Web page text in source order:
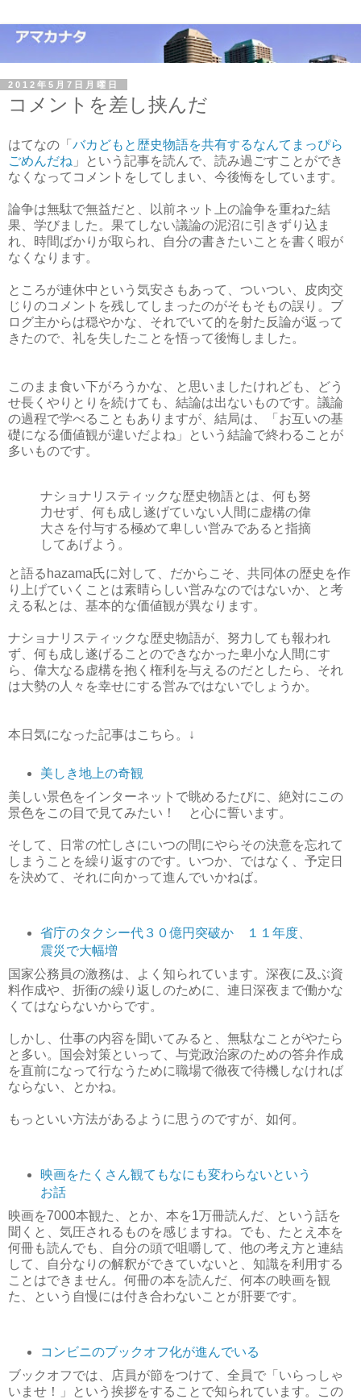
2012年5月7日月曜日
コメントを差し挟んだ
はてなの「 バカどもと歴史物語を共有するなんてまっぴら
ごめんだね 」という記事を読んで、読み過ごすことができ
なくなってコメントをしてしまい、今後悔をしています。
論争は無駄で無益だと、以前ネット上の論争を重ねた結
果、学びました。果てしない議論の泥沼に引きずり込ま
れ、時間ばかりが取られ、自分の書きたいことを書く暇が
なくなります。
ところが連休中という気安さもあって、ついつい、皮肉交
じりのコメントを残してしまったのがそもそもの誤り。ブ
ログ主からは穏やかな、それでいて的を射た反論が返って
きたので、礼を失したことを悟って後悔しました。
このまま食い下がろうかな、と思いましたけれども、どう
せ長くやりとりを続けても、結論は出ないものです。議論
の過程で学べることもありますが、結局は、「お互いの基
礎になる価値観が違いだよね」という結論で終わることが
多いものです。
ナショナリスティックな歴史物語とは、何も努
力せず、何も成し遂げていない人間に虚構の偉
大さを付与する極めて卑しい営みであると指摘
してあげよう。
と語るhazama氏に対して、だからこそ、共同体の歴史を作
り上げていくことは素晴らしい営みなのではないか、と考
える私とは、基本的な価値観が異なります。
ナショナリスティックな歴史物語が、努力しても報われ
ず、何も成し遂げることのできなかった卑小な人間にす
ら、偉大なる虚構を抱く権利を与えるのだとしたら、それ
は大勢の人々を幸せにする営みではないでしょうか。
本日気になった記事はこちら。↓
美しき地上の奇観
美しい景色をインターネットで眺めるたびに、絶対にこの
景色をこの目で見てみたい！ と心に誓います。
そして、日常の忙しさにいつの間にやらその決意を忘れて
しまうことを繰り返すのです。いつか、ではなく、予定日
を決めて、それに向かって進んでいかねば。
省庁のタクシー代３０億円突破か １１年度、
震災で大幅増
国家公務員の激務は、よく知られています。深夜に及ぶ資
料作成や、折衝の繰り返しのために、連日深夜まで働かな
くてはならないからです。
しかし、仕事の内容を聞いてみると、無駄なことがやたら
と多い。国会対策といって、与党政治家のための答弁作成
を直前になって行なうために職場で徹夜で待機しなければ
ならない、とかね。
もっといい方法があるように思うのですが、如何。
映画をたくさん観てもなにも変わらないという
お話
映画を7000本観た、とか、本を1万冊読んだ、という話を
聞くと、気圧されるものを感じますね。でも、たとえ本を
何冊も読んでも、自分の頭で咀嚼して、他の考え方と連結
して、自分なりの解釈ができていないと、知識を利用する
ことはできません。何冊の本を読んだ、何本の映画を観
た、という自慢には付き合わないことが肝要です。
コンビニのブックオフ化が進んでいる
ブックオフでは、店員が節をつけて、全員で「いらっしゃ
いませ！」という挨拶をすることで知られています。この